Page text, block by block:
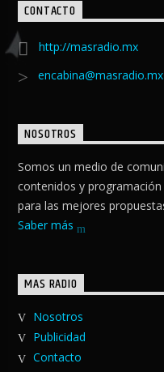
CONTACTO
http://masradio.mx
encabina@masradio.mx
NOSOTROS
Somos un medio de
contenidos y
para las mejores
Saber más
MAS RADIO
Nosotros
Publicidad
Contacto